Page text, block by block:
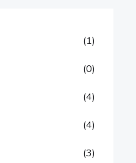
(1)
(0)
(4)
(4)
(3)